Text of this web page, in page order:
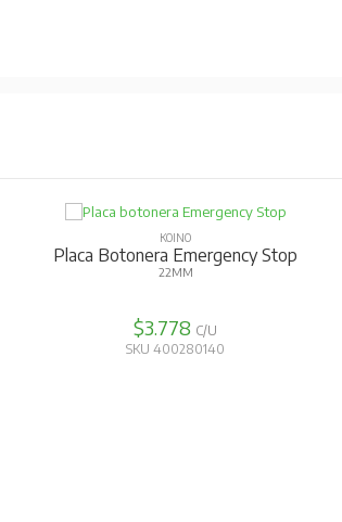
KOINO
Placa Botonera Emergency Stop
22MM
$3.778 C/U
SKU 400280140